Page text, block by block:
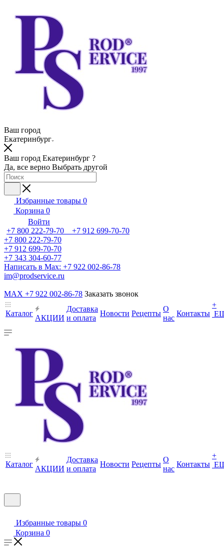
Ваш город
Екатеринбург
Ваш город Екатеринбург ?
Да, все верно Выбрать другой
Избранные товары 0
Корзина 0
Войти
+7 800 222-79-70 +7 912 699-70-70
+7 800 222-79-70
+7 912 699-70-70
+7 343 304-60-77
Написать в Max: +7 922 002-86-78
im@prodservice.ru
MAX +7 922 002-86-78 Заказать звонок
Каталог
АКЦИИ
Доставка
и оплата
Новости Рецепты
О
нас
Контакты
+
Каталог
АКЦИИ
Доставка
и оплата
Новости Рецепты
О
нас
Контакты
+
Избранные товары 0
Корзина 0